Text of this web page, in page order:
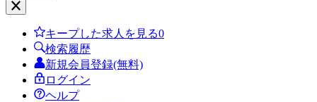
キープした求人を見る0
検索履歴
新規会員登録(無料)
ログイン
ヘルプ